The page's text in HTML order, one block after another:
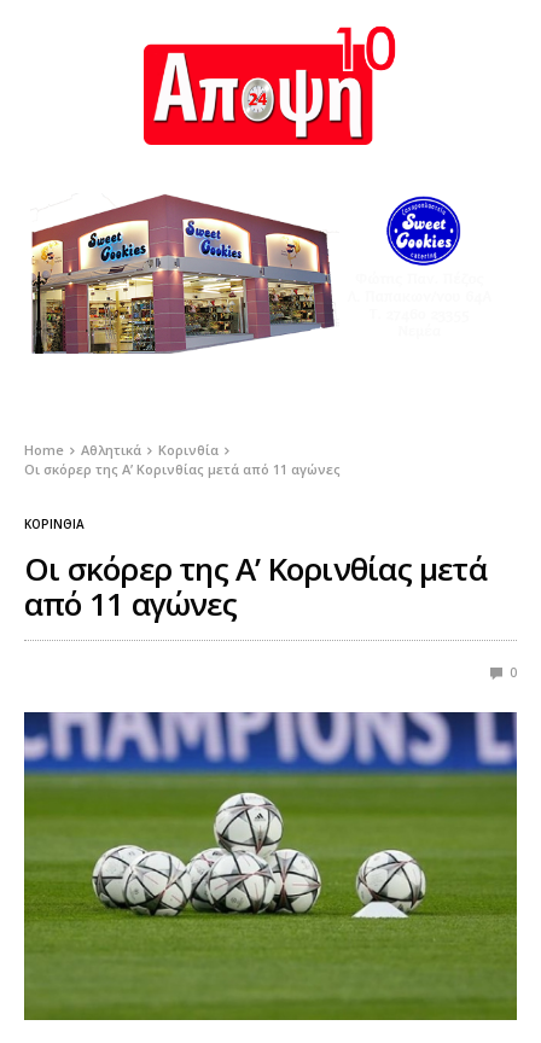
Home Αθλητικά
Κορινθία
Οι σκόρερ της Α’ Κορινθίας μετά από 11 αγώνες
ΚΟΡΙΝΘΊΑ
Οι σκόρερ της Α’ Κορινθίας μετά
από 11 αγώνες
0